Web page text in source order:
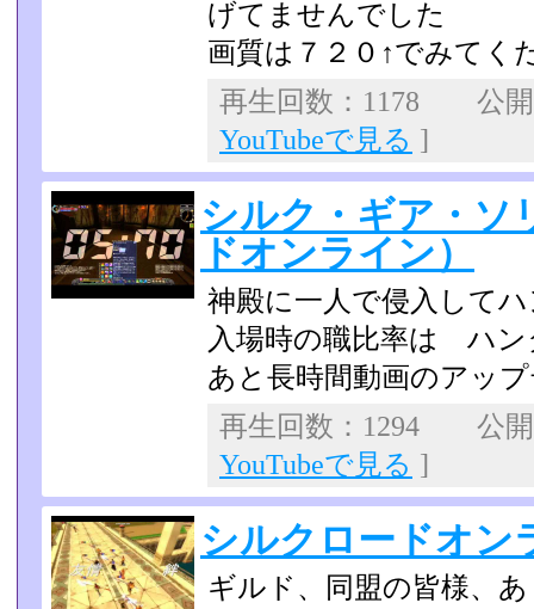
げてませんでした
画質は７２０↑でみてく
再生回数：1178 公
YouTubeで見る ]
シルク・ギア・ソ
ドオンライン）
神殿に一人で侵入して
入場時の職比率は ハ
あと長時間動画のアッ
再生回数：1294 公
YouTubeで見る ]
シルクロードオン
ギルド、同盟の皆様、